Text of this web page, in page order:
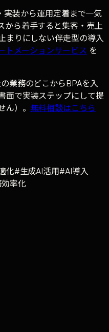
実装から運用定着まで一気
から着手すると集客・売上
まりにしない伴走型の導入
トメーションサービス を
業務のどこからBPAを入
面で実装ステップにして提
）。 無料相談はこちら
化#生成AI活用#AI導入
率化